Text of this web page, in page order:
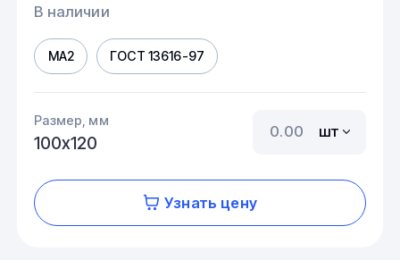
В наличии
МА2 ГОСТ 13616-97
Размер, мм
100х120
шт
Узнать цену